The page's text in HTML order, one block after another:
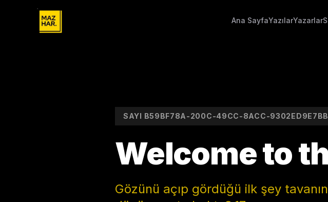
Ana SayfaYazılarYazarlar
SAYI B59BF78A-200C-49CC-8ACC-
Welcome to
Gözünü açıp gördüğü ilk şey